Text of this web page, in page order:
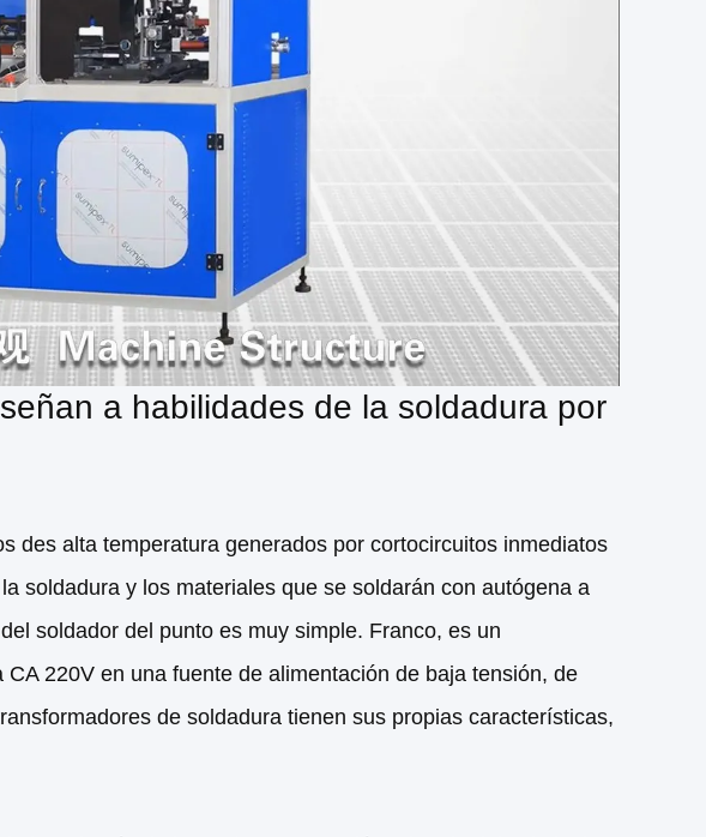
a habilidades de la soldadura por
des alta temperatura generados por cortocircuitos inmediatos
soldadura y los materiales que se soldarán con autógena a
soldador del punto es muy simple. Franco, es un
220V en una fuente de alimentación de baja tensión, de
de soldadura tienen sus propias características,